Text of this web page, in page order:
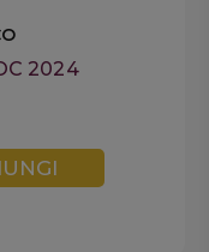
2024